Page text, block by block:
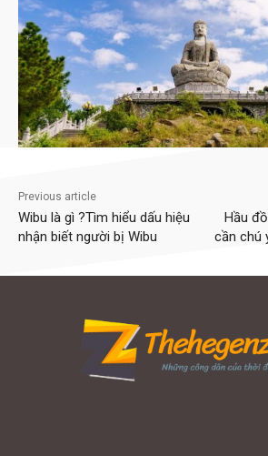
Previous article
Wibu là gì ?Tìm hiểu dấu hiệu
nhận biết người bị Wibu
Hầu
cần chú